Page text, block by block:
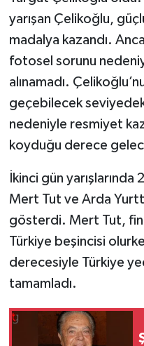
yarışan Çelikoğlu,
madalya kazandı.
fotosel sorunu
alınamadı.
geçebilecek
nedeniyle resmiyet
koyduğu derece
İkinci gün
Mert Tut ve Arda
gösterdi. Mert Tut,
Türkiye beşincisi
derecesiyle Türkiye
tamamladı.